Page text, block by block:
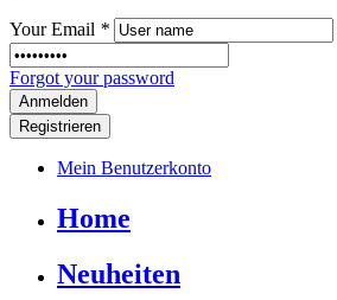
Your Email *
Forgot your password
Registrieren
Mein Benutzerkonto
Home
Neuheiten